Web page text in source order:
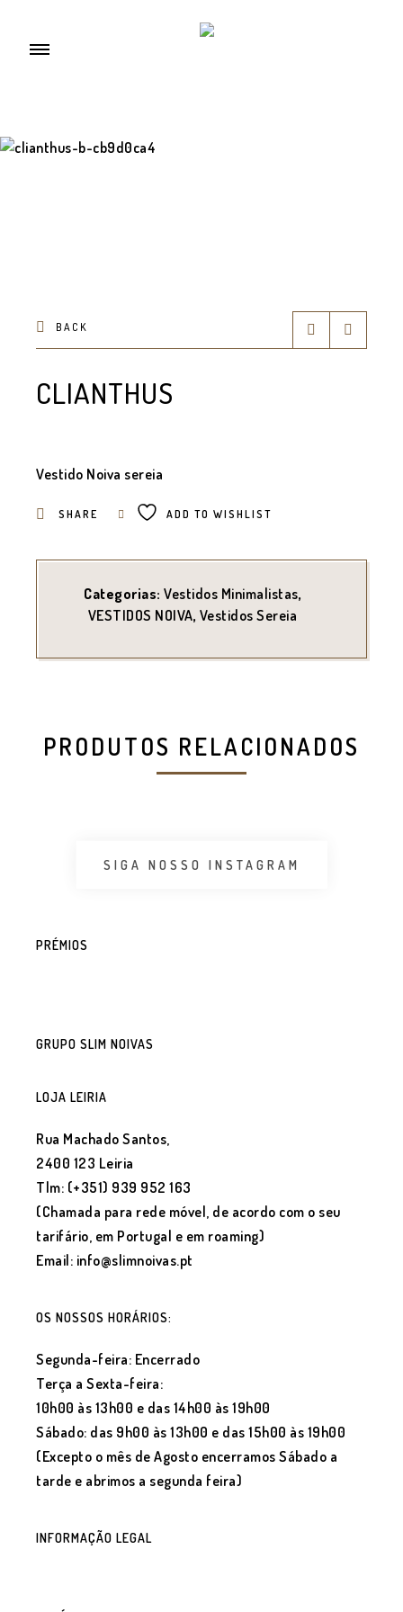
BACK
CLIANTHUS
Vestido Noiva sereia
SHARE ADD TO WISHLIST
Categorias: Vestidos Minimalistas,
VESTIDOS NOIVA, Vestidos Sereia
PRODUTOS RELACIONADOS
SIGA NOSSO INSTAGRAM
PRÉMIOS
GRUPO SLIM NOIVAS
LOJA LEIRIA
Rua Machado Santos,
2400 123 Leiria
Tlm: (+351) 939 952 163
(Chamada para rede móvel, de acordo com o seu
tarifário, em Portugal e em roaming)
Email: info@slimnoivas.pt
OS NOSSOS HORÁRIOS:
Segunda-feira: Encerrado
Terça a Sexta-feira:
10h00 às 13h00 e das 14h00 às 19h00
Sábado: das 9h00 às 13h00 e das 15h00 às 19h00
(Excepto o mês de Agosto encerramos Sábado a
tarde e abrimos a segunda feira)
INFORMAÇÃO LEGAL